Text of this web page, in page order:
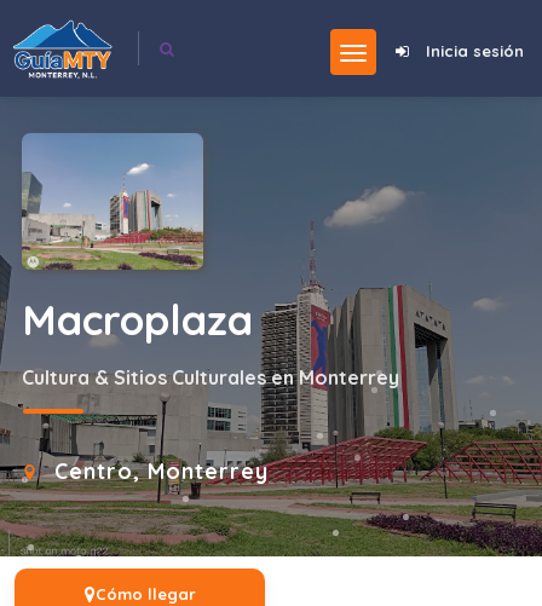
Inicia sesión
Macroplaza
Cultura & Sitios Culturales en Monterrey
Centro, Monterrey
Cómo llegar